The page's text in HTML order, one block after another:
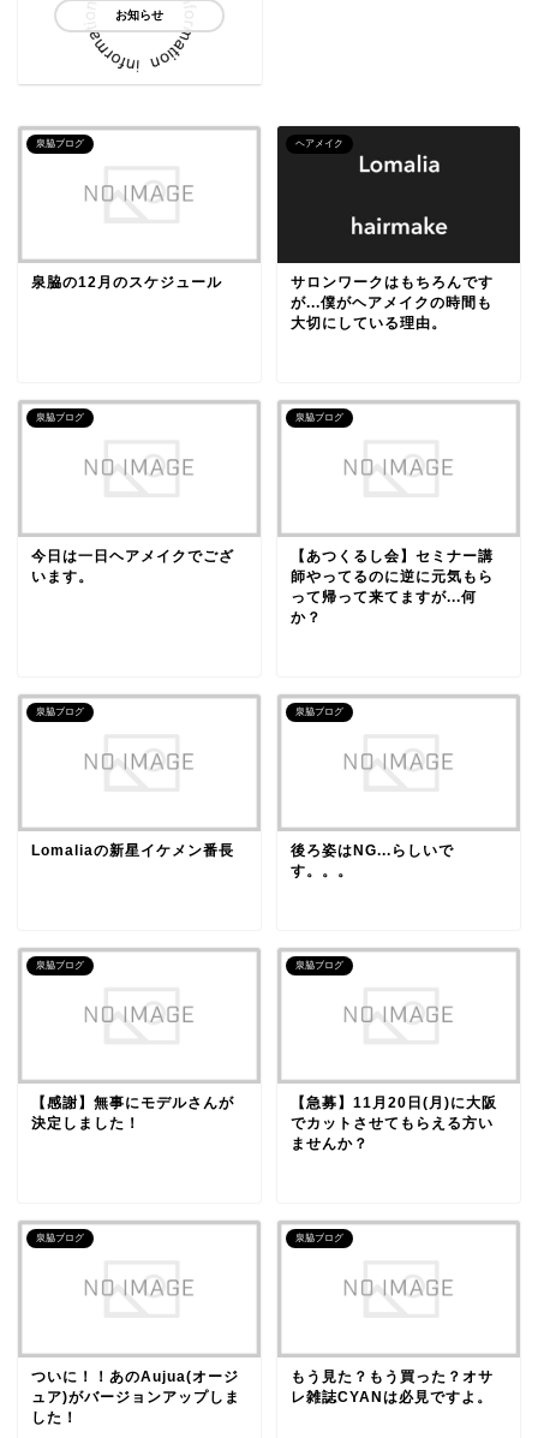
お知らせ
泉脇ブログ
泉脇の12月のスケジュール
ヘアメイク
サロンワークはもちろんです
が...僕がヘアメイクの時間も
大切にしている理由。
泉脇ブログ
今日は一日ヘアメイクでござ
います。
泉脇ブログ
【あつくるし会】セミナー講
師やってるのに逆に元気もら
って帰って来てますが...何
か？
泉脇ブログ
Lomaliaの新星イケメン番長
泉脇ブログ
後ろ姿はNG...らしいで
す。。。
泉脇ブログ
【感謝】無事にモデルさんが
決定しました！
泉脇ブログ
【急募】11月20日(月)に大阪
でカットさせてもらえる方い
ませんか？
泉脇ブログ
ついに！！あのAujua(オージ
ュア)がバージョンアップしま
した！
泉脇ブログ
もう見た？もう買った？オサ
レ雑誌CYANは必見ですよ。